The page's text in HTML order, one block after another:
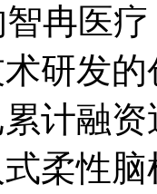
智冉医
研发
计融
柔性